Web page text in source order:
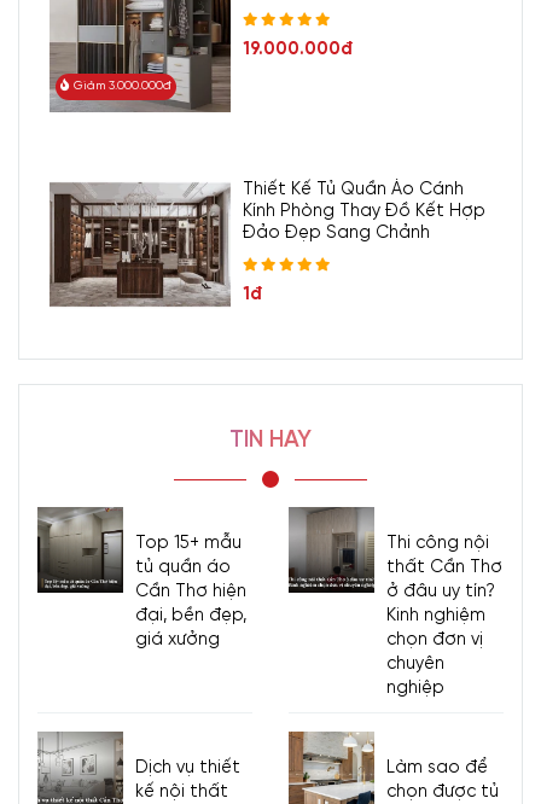
Giảm 3.000.000đ
19.000.000đ
Thiết Kế Tủ Quần Áo Cánh
Kính Phòng Thay Đồ Kết Hợp
Đảo Đẹp Sang Chảnh
1đ
TIN HAY
Top 15+ mẫu
tủ quần áo
Cần Thơ hiện
đại, bền đẹp,
giá xưởng
Thi công nội
thất Cần Thơ
ở đâu uy tín?
Kinh nghiệm
chọn đơn vị
chuyên
nghiệp
Dịch vụ thiết
kế nội thất
Làm sao để
chọn được tủ